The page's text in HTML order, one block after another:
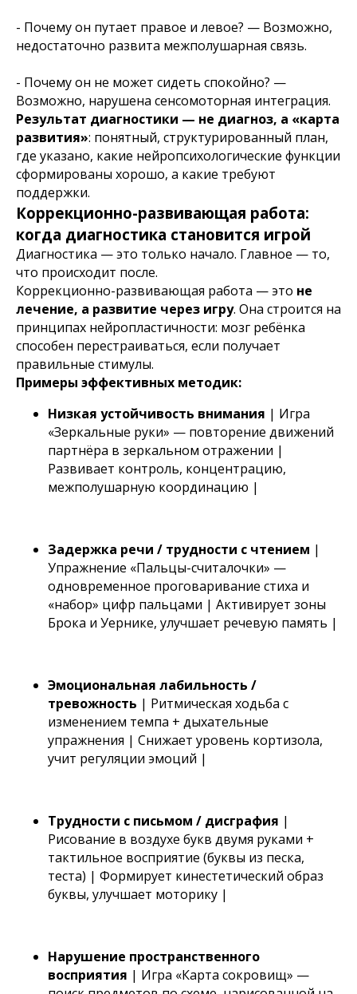
- Почему он путает правое и левое? — Возможно,
недостаточно развита межполушарная связь.
- Почему он не может сидеть спокойно? —
Возможно, нарушена сенсомоторная интеграция.
Результат диагностики — не диагноз, а «карта
развития»: понятный, структурированный план,
где указано, какие нейропсихологические функции
сформированы хорошо, а какие требуют
поддержки.
Коррекционно-развивающая работа:
когда диагностика становится игрой
Диагностика — это только начало. Главное — то,
что происходит после.
Коррекционно-развивающая работа — это не
лечение, а развитие через игру. Она строится на
принципах нейропластичности: мозг ребёнка
способен перестраиваться, если получает
правильные стимулы.
Примеры эффективных методик:
Низкая устойчивость внимания | Игра
«Зеркальные руки» — повторение движений
партнёра в зеркальном отражении |
Развивает контроль, концентрацию,
межполушарную координацию |
Задержка речи / трудности с чтением |
Упражнение «Пальцы-считалочки» —
одновременное проговаривание стиха и
«набор» цифр пальцами | Активирует зоны
Брока и Уернике, улучшает речевую память |
Эмоциональная лабильность /
тревожность | Ритмическая ходьба с
изменением темпа + дыхательные
упражнения | Снижает уровень кортизола,
учит регуляции эмоций |
Трудности с письмом / дисграфия |
Рисование в воздухе букв двумя руками +
тактильное восприятие (буквы из песка,
теста) | Формирует кинестетический образ
буквы, улучшает моторику |
Нарушение пространственного
восприятия | Игра «Карта сокровищ» —